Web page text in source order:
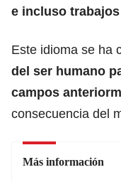
e incluso
Este idioma se ha
del ser humano
campos
consecuencia del
Más información